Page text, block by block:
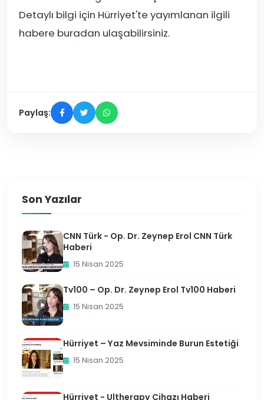
Detaylı bilgi için Hürriyet'te yayımlanan ilgili
habere buradan ulaşabilirsiniz.
Paylaş:
Son Yazılar
CNN Türk - Op. Dr. Zeynep Erol CNN Türk
Haberi
15 Nisan 2025
Tv100 – Op. Dr. Zeynep Erol Tv100 Haberi
15 Nisan 2025
Hürriyet – Yaz Mevsiminde Burun Estetiği
15 Nisan 2025
Hürriyet - Ultherapy Cihazı Haberi